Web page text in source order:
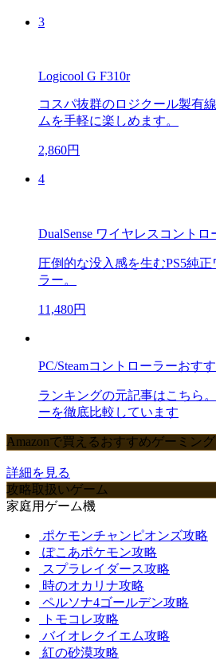
3
Logicool G F310r
コスパ抜群のロジクール製有
ムを手軽に楽しめます。
2,860円
4
DualSense ワイヤレスコントロ
圧倒的な没入感を生むPS5純
ラー。
11,480円
PC/Steamコントローラーおす
ランキングの元記事はこちら
ーを徹底比較しています
Amazonで買えるおすすめゲーミン
詳細を見る
攻略取扱いゲーム
家庭用ゲーム機
ポケモンチャンピオンズ攻略
ぽこあポケモン攻略
スプラレイダース攻略
時のオカリナ攻略
ペルソナ4ゴールデン攻略
トモコレ攻略
バイオレクイエム攻略
紅の砂漠攻略